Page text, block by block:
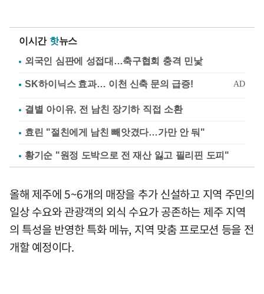
이시간 핫뉴스
외국인 심판에 성접대…축구협회 충격 민낯
결별 아이유, 전 남친 장기하 직접 소환
효린 "절친에게 남친 빼앗겼다…가만 안 둬"
황기순 "원정 도박으로 전 재산 잃고 필리핀 도피"
올해 제주에 5~6개의 매장을 추가 신설하고 지역 주민의
일상 수요와 관광객의 외식 수요가 공존하는 제주 지역
의 특성을 반영한 특화 메뉴, 지역 맞춤 프로모션 등을 전
개할 예정이다.